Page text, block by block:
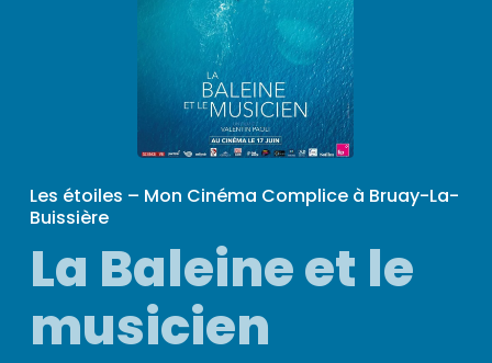
Les étoiles – Mon Cinéma Complice à Bruay-La-
Buissière
La Baleine et le
musicien